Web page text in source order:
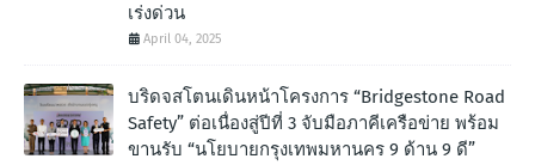
เร่งด่วน
April 04, 2025
บริดจสโตนเดินหน้าโครงการ “Bridgestone Road
Safety” ต่อเนื่องสู่ปีที่ 3 จับมือภาคีเครือข่าย พร้อม
ขานรับ “นโยบายกรุงเทพมหานคร 9 ด้าน 9 ดี”